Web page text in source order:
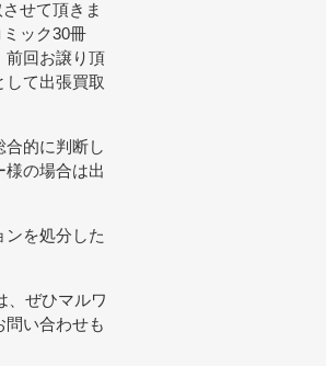
せて頂きま
ック30冊
前回お譲り頂
して出張買取
合的に判断し
の場合は出
ンを処分した
、ぜひマルワ
い合わせも